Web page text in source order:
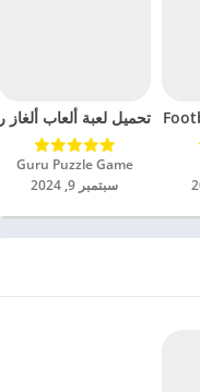
تحميل لعبة ألعاب ألغاز
Guru Puzzle Game‏
سبتمبر 9, 2024